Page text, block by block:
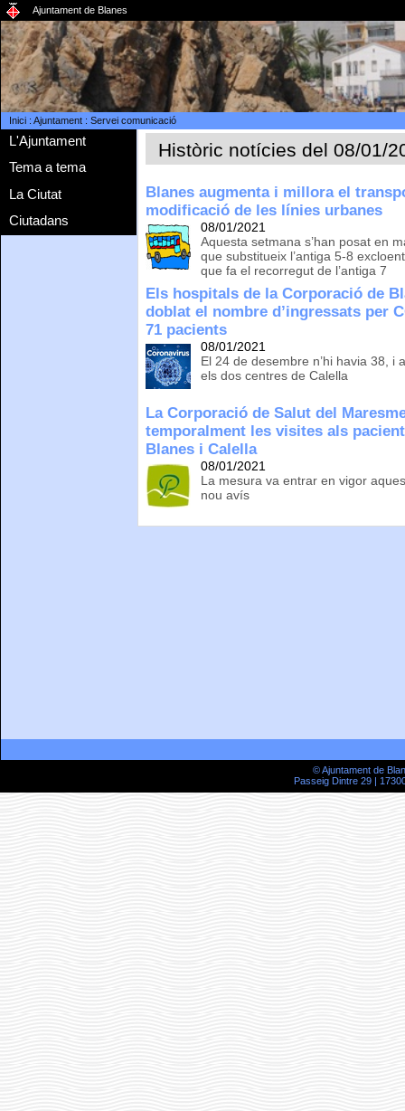
Ajuntament de Blanes
Inici: Ajuntament: Servei comunicació
L'Ajuntament
Tema a tema
La Ciutat
Ciutadans
Històric notícies del 08/01/
Blanes augmenta i millora el
modificació de les línies urbanes
08/01/2021
Aquesta setmana s’han posat en
que substitueix l’antiga 5-8
que fa el recorregut de l’antiga 7
Els hospitals de la Corporació de
doblat el nombre d’ingressats per
71 pacients
08/01/2021
El 24 de desembre n’hi havia 38, i
els dos centres de Calella
La Corporació de Salut del
temporalment les visites als
Blanes i Calella
08/01/2021
La mesura va entrar en vigor
nou avís
© Ajuntament de
Passeig Dintre 29 |